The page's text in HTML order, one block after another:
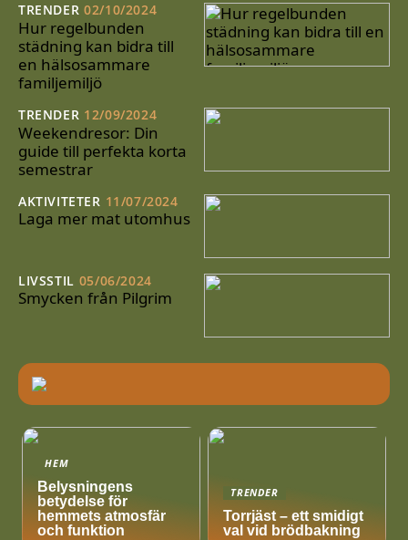
TRENDER 02/10/2024
Hur regelbunden
städning kan bidra till
en hälsosammare
familjemiljö
TRENDER 12/09/2024
Weekendresor: Din
guide till perfekta korta
semestrar
AKTIVITETER 11/07/2024
Laga mer mat utomhus
LIVSSTIL 05/06/2024
Smycken från Pilgrim
HEM
Belysningens
betydelse för
hemmets atmosfär
och funktion
TRENDER
Torrjäst – ett smidigt
val vid brödbakning